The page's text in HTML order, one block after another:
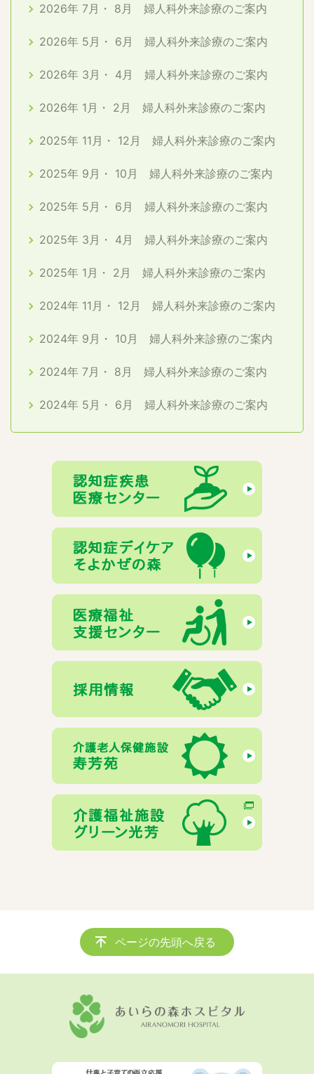
2026年 7月・ 8月 婦人科外来診療のご案内
2026年 5月・ 6月 婦人科外来診療のご案内
2026年 3月・ 4月 婦人科外来診療のご案内
2026年 1月・ 2月 婦人科外来診療のご案内
2025年 11月・ 12月 婦人科外来診療のご案内
2025年 9月・ 10月 婦人科外来診療のご案内
2025年 5月・ 6月 婦人科外来診療のご案内
2025年 3月・ 4月 婦人科外来診療のご案内
2025年 1月・ 2月 婦人科外来診療のご案内
2024年 11月・ 12月 婦人科外来診療のご案内
2024年 9月・ 10月 婦人科外来診療のご案内
2024年 7月・ 8月 婦人科外来診療のご案内
2024年 5月・ 6月 婦人科外来診療のご案内
ページの先頭へ戻る